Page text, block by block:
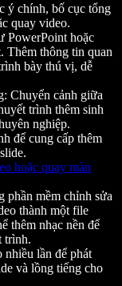
ý chính, bố cục tổng
quay video.
PowerPoint hoặc
Thêm thông tin quan
bày thú vị, dễ
: Chuyển cảnh giữa
trình thêm sinh
nghiệp.
để cung cấp thêm
hoặc quay màn
phần mềm chỉnh sửa
thành một file
thêm nhạc nền để
trình.
nhiều lần để phát
và lồng tiếng cho